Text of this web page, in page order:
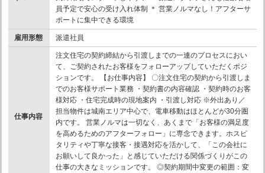
員予定で安心の受け入れ体制 ＊ 営業ノルマなし！アフターサ
ポートに集中できる環境
雇用形態 派遣社員
仕事内容
注文住宅の契約締結から引渡しまでの一連のプロセスにおい
て、ご契約されたお客様をフォローアップしていただくポジ
ションです。 【お仕事内容】 〇注文住宅の契約から引渡しま
でのお客様サポート業務 ・契約書の内容確認 ・契約時のお客
様対応 ・住宅完成時の現地案内 ・引渡し対応 ※外出あり／
担当物件は城南エリア中心で、電車移動はほとんどが30分圏
内です。 営業ノルマは一切なく、あくまで「お客様の満足度
を高めるためのアフターフォロー」に専念できます。ホスピ
タリティや丁寧な接客・接遇対応を活かして、「この会社に
お願いして良かった」と感じていただける関係づくりがこの
仕事の大きなミッションです。 ◎契約期間中変更の範囲：変